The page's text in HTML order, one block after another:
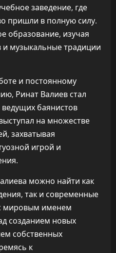
заведение, где
пришли в полную силу.
образование, изучая
и музыкальные традиции
и постоянному
Ринат Валиев стал
баянистов
на множестве
захватывая
игрой и
можно найти как
так и современные
мировым именем
созданием новых
собственных
к